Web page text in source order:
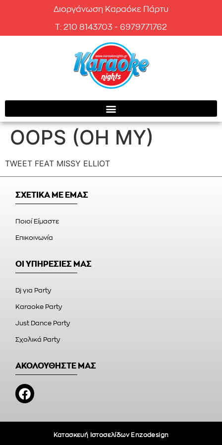
Διοργάνωση Καραόκε Πάρτυ
T: 210 8143703 - 6979771762
OOPS (OH MY)
TWEET FEAT MISSY ELLIOT
ΣΧΕΤΙΚΑ ΜΕ ΕΜΑΣ
Ποιοί Είμαστε
Επικοινωνία
ΟΙ ΥΠΗΡΕΣΙΕΣ ΜΑΣ
Dj για Party
Karaoke Party
Just Dance Party
Σχολικά Party
ΑΚΟΛΟΥΘΗΣΤΕ ΜΑΣ
Κατασκευή Ιστοσελίδων Enzodesign